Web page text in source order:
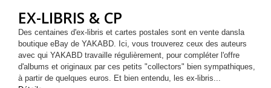
EX-LIBRIS & CP
Des centaines d'ex-libris et cartes postales sont en vente dansla
boutique eBay de YAKABD. Ici, vous trouverez ceux des auteurs
avec qui YAKABD travaille régulièrement, pour compléter l'offre
d'albums et originaux par ces petits "collectors" bien sympathiques,
à partir de quelques euros. Et bien entendu, les ex-libris...